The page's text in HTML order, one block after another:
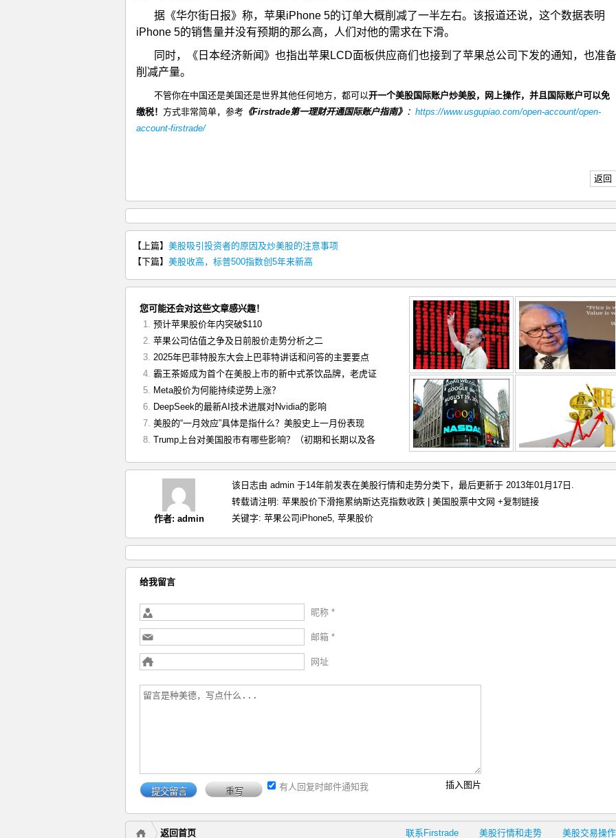
据《华尔街日报》称，苹果iPhone 5的订单大概削减了一半左右。该报道还说，这个数据表明
iPhone 5的销售量并没有预期的那么高，人们对他的需求在下滑。
同时，《日本经济新闻》也指出苹果LCD面板供应商们也接到了苹果总公司下发的通知，也准备
削减产量。
不管你在中国还是美国还是世界其他任何地方，都可以开一个美股国际账户炒美股，网上操作，并且国际账户可以免
缴税！ 方式非常简单，参考 《Firstrade第一理财开通国际账户指南》 ： https://www.usgupiao.com/open-account/open-
account-firstrade/
返回
【上篇】 美股吸引投资者的原因及炒美股的注意事项
【下篇】 美股收高，标普500指数创5年来新高
您可能还会对这些文章感兴趣！
预计苹果股价年内突破$110
苹果公司估值之争及日前股价走势分析之二
2025年巴菲特股东大会上巴菲特讲话和问答的主要要点
霸王茶姬成为首个在美股上市的新中式茶饮品牌，老虎证
Meta股价为何能持续逆势上涨？
DeepSeek的最新AI技术进展对Nvidia的影响
美股的“一月效应”具体是指什么？美股史上一月份表现
Trump上台对美国股市有哪些影响？（初期和长期以及各
作者: admin
该日志由 admin 于14年前发表在美股行情和走势分类下，最后更新于 2013年01月17日.
转载请注明: 苹果股价下滑拖累纳斯达克指数收跌 | 美国股票中文网 +复制链接
关键字: 苹果公司iPhone5, 苹果股价
给我留言
昵称 *
邮箱 *
网址
插入图片
有人回复时邮件通知我
美股交易操作
美股行情和走势
联系Firstrade
返回首页